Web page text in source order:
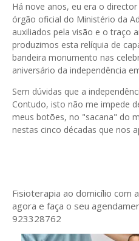
Há nove anos, eu era o director
órgão oficial do Ministério da
auxiliados pela visão e o traço
produzimos esta relíquia de
bandeira monumento nas
aniversário da independência
Sem dúvidas que a
Contudo, isto não me impede
meus botões, no "sacana" do
nestas cinco décadas que nos
Fisioterapia ao domicílio com
agora e faça o seu
923328762